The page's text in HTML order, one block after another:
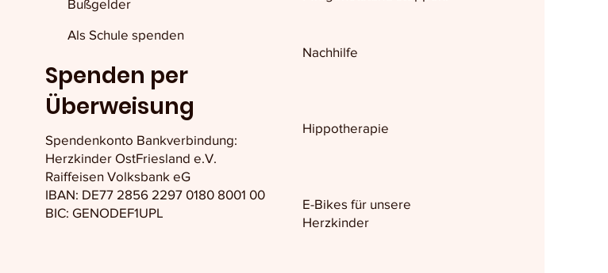
Bußgelder
Als Schule spenden
Spenden per
Überweisung
Spendenkonto Bankverbindung:
Herzkinder OstFriesland e.V.
Raiffeisen Volksbank eG
IBAN: DE77 2856 2297 0180 8001 00
BIC: GENODEF1UPL
Nachhilfe
Hippotherapie
E-Bikes für unsere
Herzkinder